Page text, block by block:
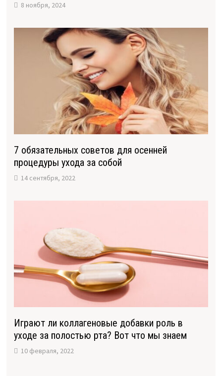
8 ноября, 2024
7 обязательных советов для осенней
процедуры ухода за собой
14 сентября, 2022
Играют ли коллагеновые добавки роль в
уходе за полостью рта? Вот что мы знаем
10 февраля, 2022